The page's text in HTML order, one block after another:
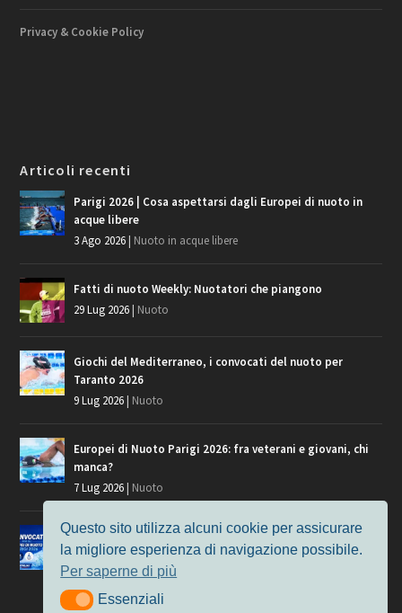
Privacy & Cookie Policy
Articoli recenti
Parigi 2026 | Cosa aspettarsi dagli Europei di nuoto in
acque libere
3 Ago 2026| Nuoto in acque libere
Fatti di nuoto Weekly: Nuotatori che piangono
29 Lug 2026| Nuoto
Giochi del Mediterraneo, i convocati del nuoto per
Taranto 2026
9 Lug 2026| Nuoto
Europei di Nuoto Parigi 2026: fra veterani e giovani, chi
manca?
7 Lug 2026| Nuoto
Europei di Nuoto, i convocati per Parigi 2026
3 Lug 2026|Nuoto
Questo sito utilizza alcuni cookie per assicurare
la migliore esperienza di navigazione possibile.
Per saperne di più
EssenzialiEssenziali